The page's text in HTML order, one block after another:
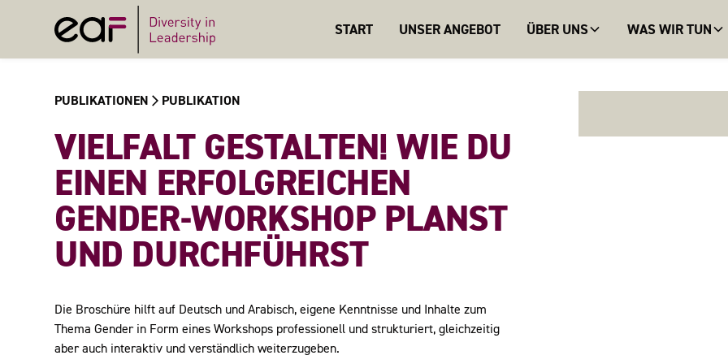
START UNSER ANGEBOT ÜBER UNS WAS WIR TUN
PUBLIKATIONEN PUBLIKATION
VIELFALT GESTALTEN! WIE DU
EINEN ERFOLGREICHEN
GENDER-WORKSHOP PLANST
UND DURCHFÜHRST
Die Broschüre hilft auf Deutsch und Arabisch, eigene Kenntnisse und Inhalte zum
Thema Gender in Form eines Workshops professionell und strukturiert, gleichzeitig
aber auch interaktiv und verständlich weiterzugeben.